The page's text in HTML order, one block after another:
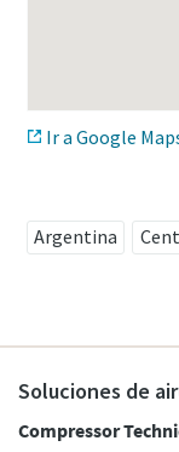
Ir a Google
Argentina
Soluciones de
Compressor